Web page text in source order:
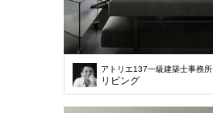
アトリエ137一級建築士事務所
リビング